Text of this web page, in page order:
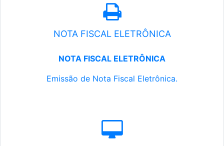
NOTA FISCAL ELETRÔNICA
NOTA FISCAL ELETRÔNICA
Emissão de Nota Fiscal Eletrônica.